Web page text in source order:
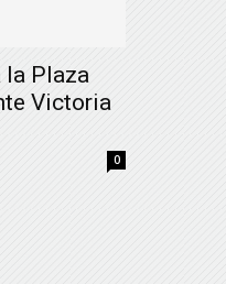
la Plaza
Victoria
0